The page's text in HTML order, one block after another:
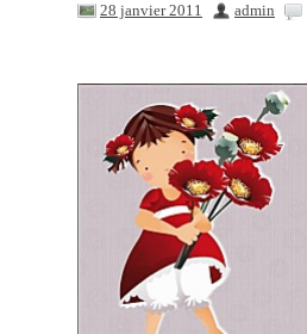
28 janvier 2011 admin